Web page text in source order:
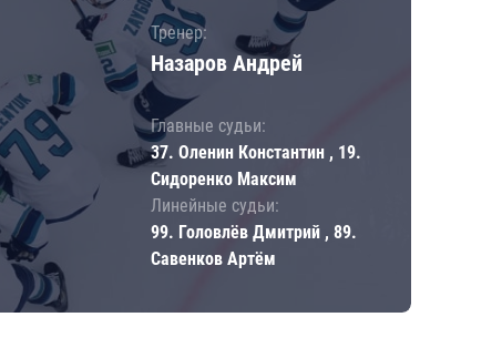
Тренер:
Назаров Андрей
Главные судьи:
37. Оленин Константин , 19.
Сидоренко Максим
Линейные судьи:
99. Головлёв Дмитрий , 89.
Савенков Артём